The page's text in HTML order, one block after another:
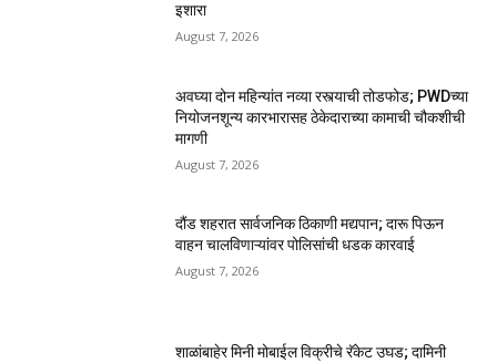
इशारा
August 7, 2026
अवघ्या दोन महिन्यांत नव्या रस्त्याची तोडफोड; PWDच्या
नियोजनशून्य कारभारासह ठेकेदाराच्या कामाची चौकशीची
मागणी
August 7, 2026
दौंड शहरात सार्वजनिक ठिकाणी मद्यपान; दारू पिऊन
वाहन चालविणाऱ्यांवर पोलिसांची धडक कारवाई
August 7, 2026
शाळांबाहेर मिनी मोबाईल विक्रीचे रॅकेट उघड; दामिनी